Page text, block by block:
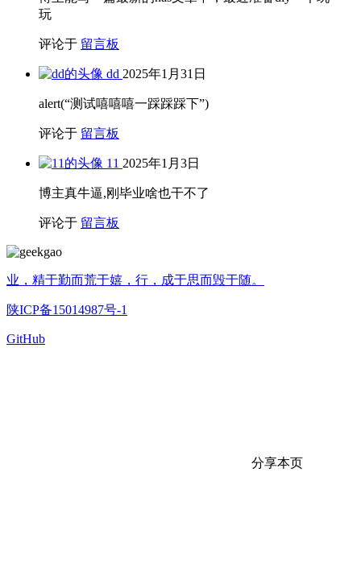
玩
评论于 留言板
dd 2025年1月31日
alert(“测试嘻嘻嘻一踩踩踩下”)
评论于 留言板
11 2025年1月3日
博主真牛逼,刚毕业啥也干不了
评论于 留言板
业，精于勤而荒于嬉，行，成于思而毁于随。
陕ICP备15014987号-1
GitHub
分享本页